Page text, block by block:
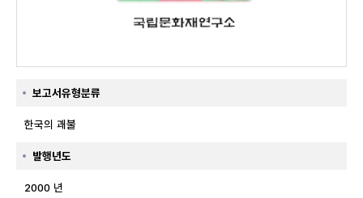
보고서유형분류
한국의 괘불
발행년도
2000 년